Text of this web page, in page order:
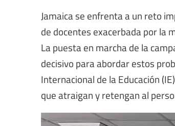
Jamaica se enfrenta a un reto
de docentes exacerbada por la
La puesta en marcha de la
decisivo para abordar estos
Internacional de la Educación
que atraigan y retengan al